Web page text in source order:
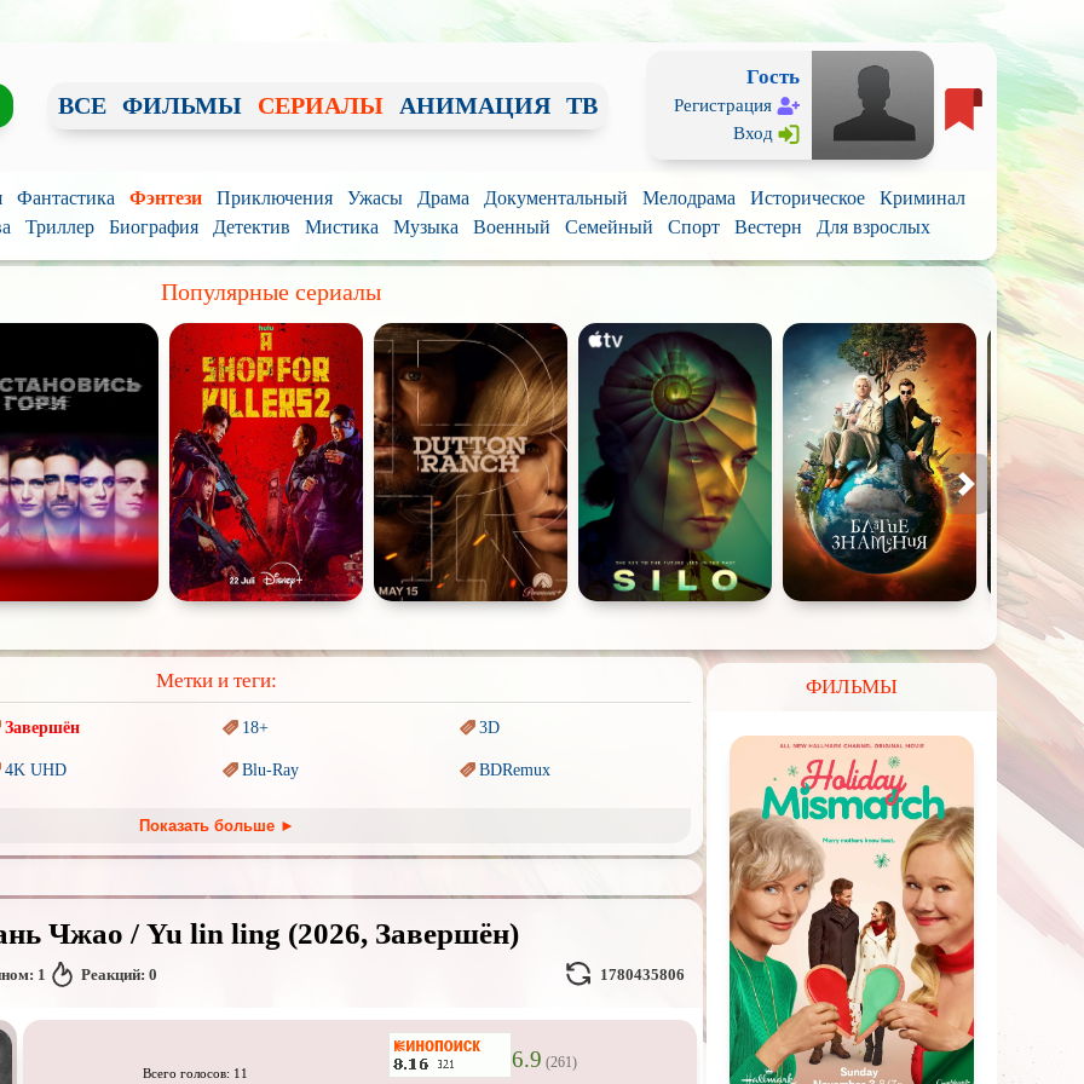
ВСЕ ФИЛЬМЫ СЕРИАЛЫ АНИМАЦИЯ ТВ
Гость
Регистрация
Вход
Фантастика Фэнтези Приключения Ужасы Драма Документальный Мелодрама Историческое
Криминал
Триллер Биография Детектив Мистика Музыка Военный Семейный Спорт Вестерн Для взрослых
Популярные сериалы
Метки и теги:
Завершён 18+ 3D
4K UHD Blu-Ray BDRemux
Ангелы и Демоны Аниме Антиутопия
Гении Дорамы Индийское кино
Коллекция Комикс Маги и Волшебники
Новогодние Параллельные миры
Перевод Пеплум
Призраки Про акул
Показать больше ►
Чжао / Yu lin ling (2026, Завершён)
1 Реакций: 0 1780435806
Всего голосов: 11
6.9 (261)
ФИЛЬМЫ